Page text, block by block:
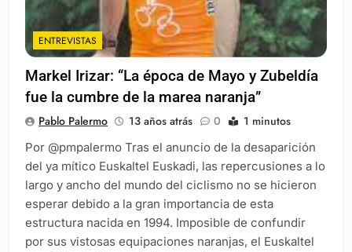
ENTREVISTAS
Markel Irizar: “La época de Mayo y Zubeldía
fue la cumbre de la marea naranja”
Pablo Palermo 13 años atrás 0 1 minutos
Por @pmpalermo Tras el anuncio de la desaparición
del ya mítico Euskaltel Euskadi, las repercusiones a lo
largo y ancho del mundo del ciclismo no se hicieron
esperar debido a la gran importancia de esta
estructura nacida en 1994. Imposible de confundir
por sus vistosas equipaciones naranjas, el Euskaltel